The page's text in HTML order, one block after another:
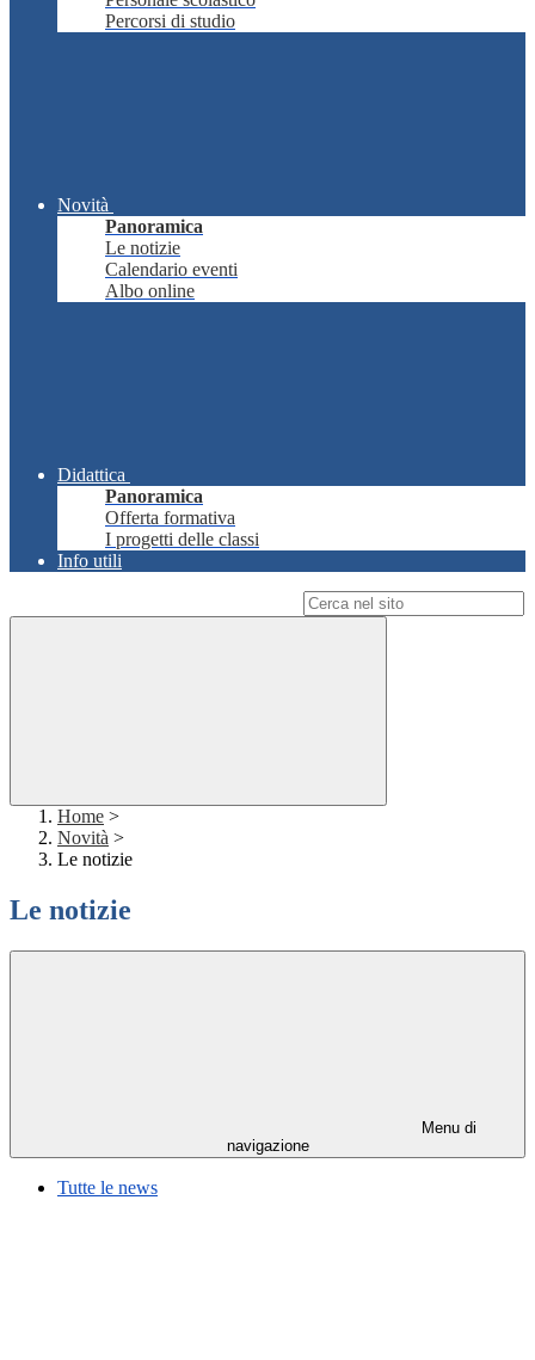
Percorsi di studio
Novità
Panoramica
Le notizie
Calendario eventi
Albo online
Didattica
Panoramica
Offerta formativa
I progetti delle classi
Info utili
Home >
Novità >
Le notizie
Le notizie
Menu di
navigazione
Tutte le news